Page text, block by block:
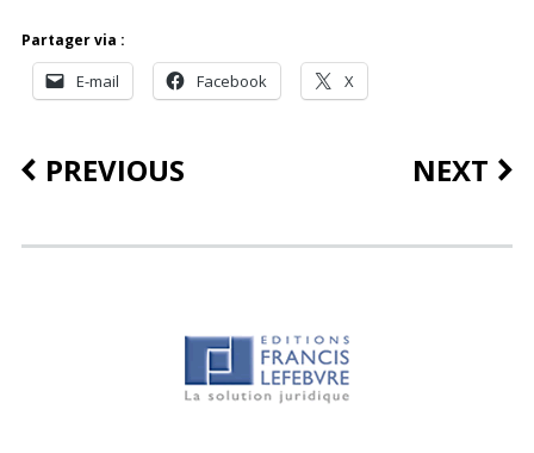
Partager via :
E-mail Facebook X
PREVIOUS NEXT